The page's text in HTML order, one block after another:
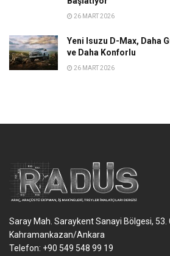
26 MART 2026
Yeni Isuzu D-Max, Daha
ve Daha Konforlu
26 MART 2026
Saray Mah. Saraykent Sanayi Bölgesi, 53.
Kahramankazan/Ankara
Telefon: +90 549 548 99 19